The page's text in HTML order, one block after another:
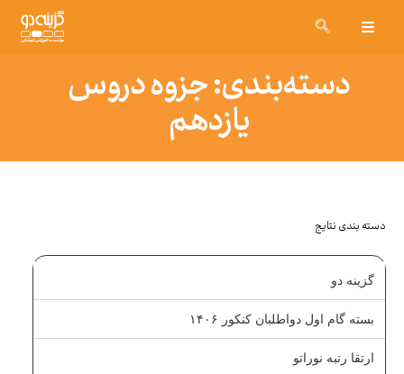
دسته‌بندی: جزوه دروس
یازدهم
دسته بندی نتایج
گزینه دو
بسته گام اول دواطلبان کنکور ۱۴۰۶
ارتقا رتبه نوراتو